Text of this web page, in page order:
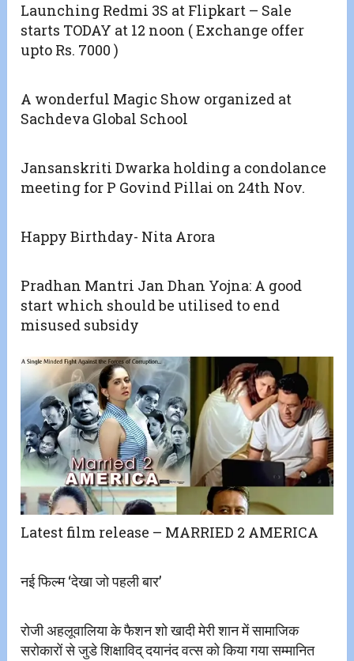
Launching Redmi 3S at Flipkart – Sale
starts TODAY at 12 noon ( Exchange offer
upto Rs. 7000 )
A wonderful Magic Show organized at
Sachdeva Global School
Jansanskriti Dwarka holding a condolance
meeting for P Govind Pillai on 24th Nov.
Happy Birthday- Nita Arora
Pradhan Mantri Jan Dhan Yojna: A good
start which should be utilised to end
misused subsidy
Latest film release – MARRIED 2 AMERICA
नई फिल्म ‘देखा जो पहली बार’
रोजी अहलूवालिया के फैशन शो खादी मेरी शान में सामाजिक
सरोकारों से जुडे शिक्षाविद् दयानंद वत्स को किया गया सम्मानित